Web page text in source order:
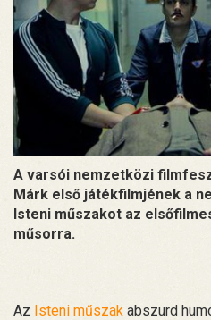
A varsói nemzetközi
Márk első játékfilmjének a
Isteni műszakot az
műsorra.
Az Isteni műszak abszurd